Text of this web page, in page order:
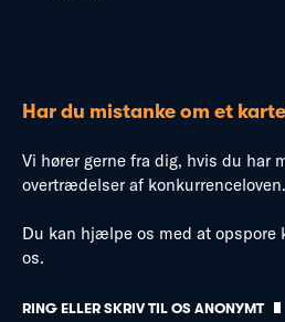
Har du mistanke om et
Vi hører gerne fra dig, hvis du har
overtrædelser af konkurrenceloven.
Du kan hjælpe os med at opspore
os.
RING ELLER SKRIV TIL OS ANONYMT